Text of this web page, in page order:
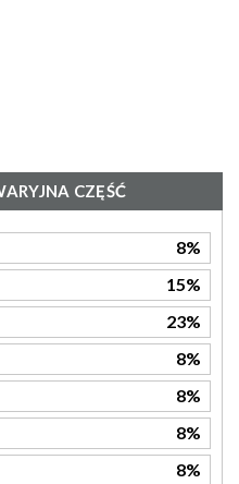
CZĘŚĆ
8%
15%
23%
8%
8%
8%
8%